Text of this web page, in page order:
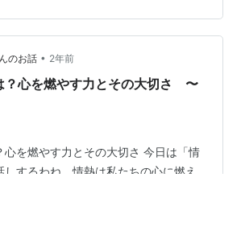
のお話 • 2年前
？心を燃やす力とその大切さ 〜